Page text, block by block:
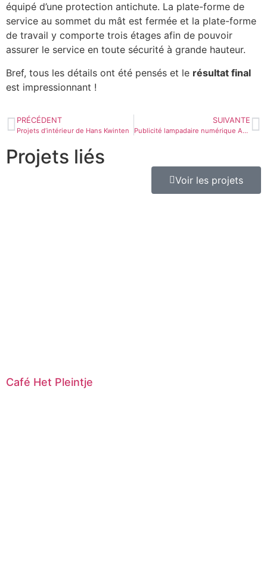
équipé d’une protection antichute. La plate-forme de
service au sommet du mât est fermée et la plate-forme
de travail y comporte trois étages afin de pouvoir
assurer le service en toute sécurité à grande hauteur.
Bref, tous les détails ont été pensés et le résultat final
est impressionnant !
PRÉCÉDENT
Projets d’intérieur de Hans Kwinten
SUIVANTE
Publicité lampadaire numérique Amsterdam
Projets liés
Voir les projets
Café Het Pleintje